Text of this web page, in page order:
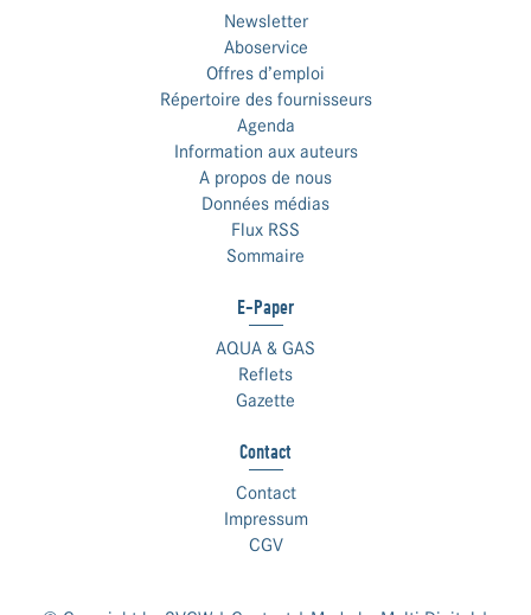
Newsletter
Aboservice
Offres d’emploi
Répertoire des fournisseurs
Agenda
Information aux auteurs
A propos de nous
Données médias
Flux RSS
Sommaire
E-Paper
AQUA & GAS
Reflets
Gazette
Contact
Contact
Impressum
CGV